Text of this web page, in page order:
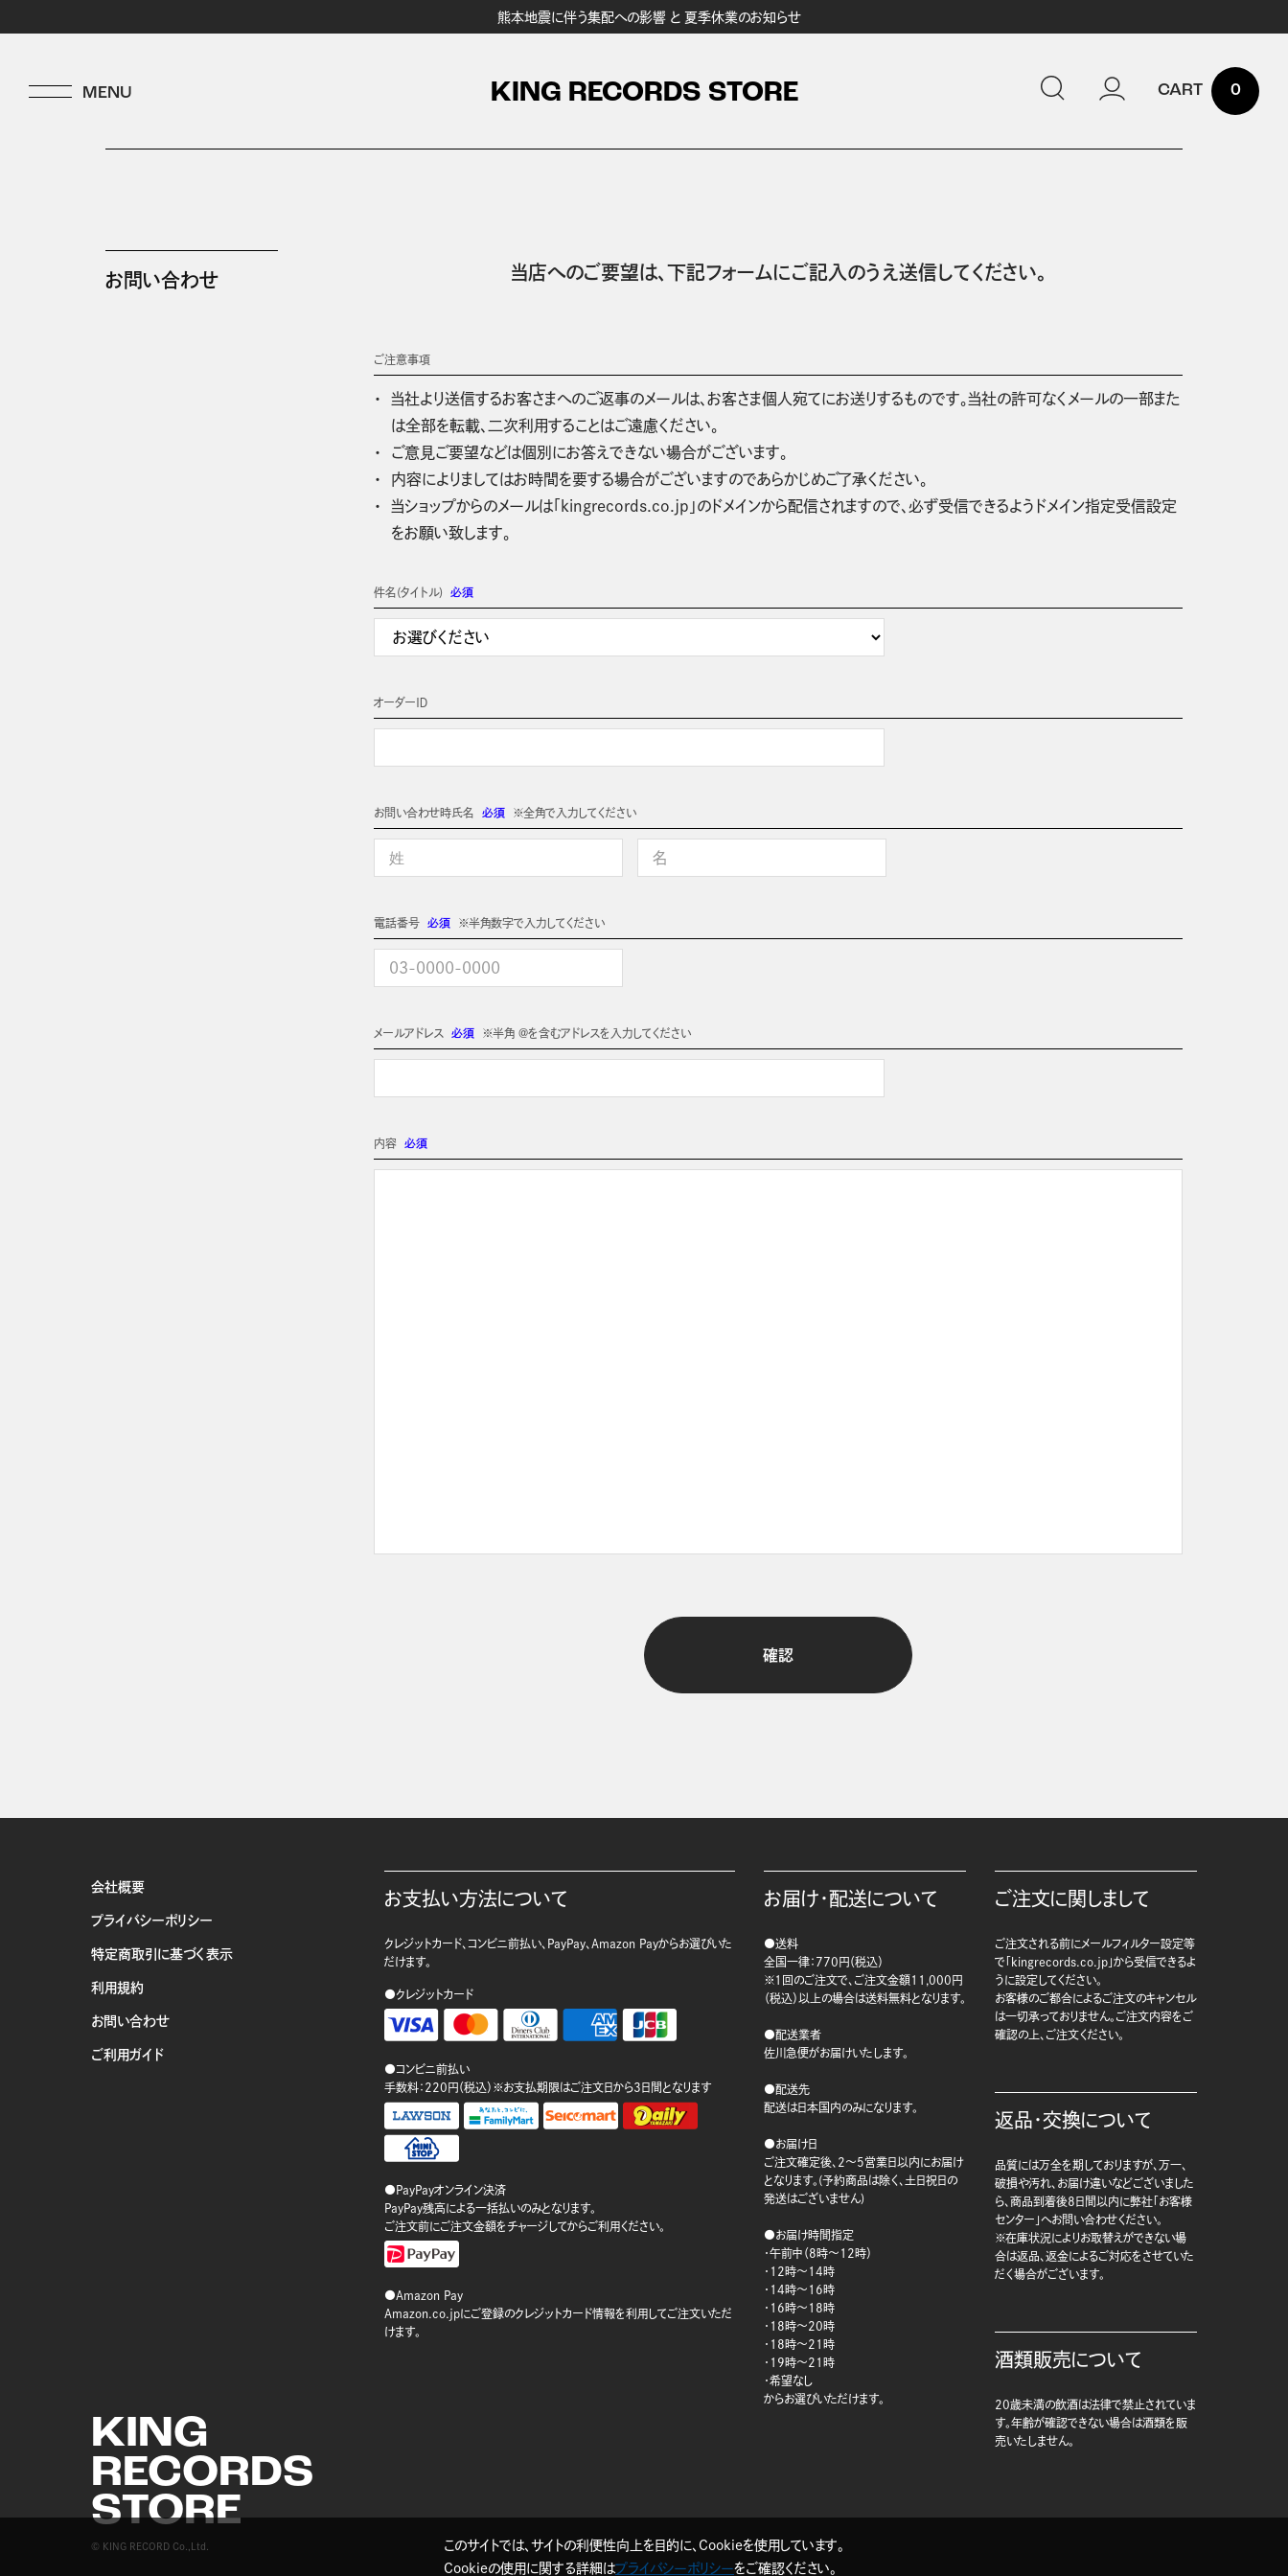
熊本地震に伴う集配への影響 と 夏季休業のお知らせ
KING RECORDS STORE 0
お問い合わせ 当店へのご要望は、 下記フォームにご記入のうえ送信してください。
ご注意事項
当社より送信するお客さまへのご返事のメールは、お客さま個人宛てにお送りするものです。当社の許可なくメールの一部また
は全部を転載、二次利用することはご遠慮ください。
ご意見ご要望などは個別にお答えできない場合がございます。
内容によりましてはお時間を要する場合がございますのであらかじめご了承ください。
当ショップからのメールは「kingrecords.co.jp」のドメインから配信されますので、必ず受信できるようドメイン指定受信設定
をお願い致します。
件名(タイトル) 必須
オーダーＩＤ
お問い合わせ時氏名 必須 ※全角で入力してください
電話番号 必須 ※半角数字で入力してください
メールアドレス 必須 ※半角 @を含むアドレスを入力してください
内容 必須
会社概要
プライバシーポリシー
特定商取引に基づく表示
利用規約
お問い合わせ
ご利用ガイド
KING
RECORDS
STORE
© KING RECORD Co.,Ltd.
お支払い方法について
クレジットカード、コンビニ前払い、PayPay、Amazon Payからお選びいた
だけます。
●クレジットカード
●コンビニ前払い
手数料：220円（税込）※お支払期限はご注文日から3日間となります
●PayPayオンライン決済
PayPay残高による一括払いのみとなります。
ご注文前にご注文金額をチャージしてからご利用ください。
●Amazon Pay
Amazon.co.jpにご登録のクレジットカード情報を利用してご注文いただ
けます。
お届け・配送について
●送料
全国一律：770円（税込）
※1回のご注文で、ご注文金額11,000円
（税込）以上の場合は送料無料となります。
●配送業者
佐川急便がお届けいたします。
●配送先
配送は日本国内のみになります。
●お届け日
ご注文確定後、2～5営業日以内にお届け
となります。(予約商品は除く、土日祝日の
発送はございません)
●お届け時間指定
・午前中（8時～12時）
・12時～14時
・14時～16時
・16時～18時
・18時～20時
・18時～21時
・19時～21時
・希望なし
からお選びいただけます。
ご注文に関しまして
ご注文される前にメールフィルター設定等
で「kingrecords.co.jp」から受信できるよ
うに設定してください。
お客様のご都合によるご注文のキャンセル
は一切承っておりません。ご注文内容をご
確認の上、ご注文ください。
返品・交換について
品質には万全を期しておりますが、万一、
破損や汚れ、お届け違いなどございました
ら、商品到着後8日間以内に弊社「お客様
センター」へお問い合わせください。
※在庫状況によりお取替えができない場
合は返品、返金によるご対応をさせていた
だく場合がございます。
酒類販売について
20歳未満の飲酒は法律で禁止されていま
す。年齢が確認できない場合は酒類を販
売いたしません。
このサイトでは、サイトの利便性向上を目的に、Cookieを使用しています。
Cookieの使用に関する詳細はプライバシーポリシーをご確認ください。